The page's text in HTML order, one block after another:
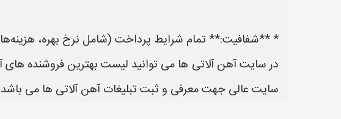
* **شفافیت:** تمام شرایط پرداخت (شامل نرخ بهره،
سایت عالی جهت معرفی و ثبت تبلیغات آهن آلاتی ها می